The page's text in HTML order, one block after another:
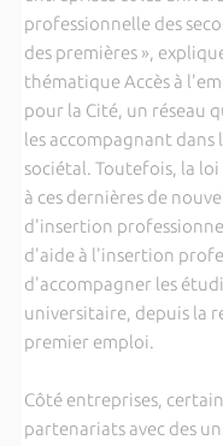
professionnelle des
des premières »,
thématique Accès à
pour la Cité, un réseau
les accompagnant
sociétal. Toutefois, la
à ces dernières de
d'insertion
d'aide à l'insertion
d'accompagner les
universitaire, depuis la
premier emploi.
Côté entreprises,
partenariats avec des